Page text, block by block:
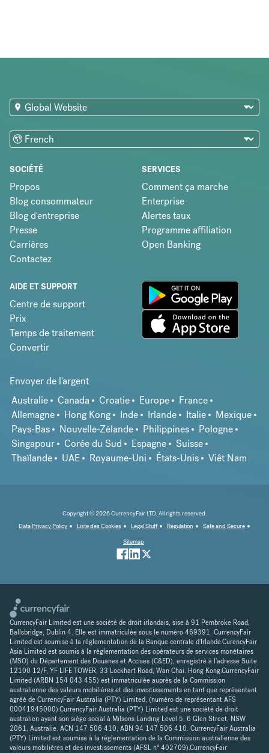
SOCIÉTÉ
Propos
Blog consommateur
Blog d'entreprise
Presse
Carrières
Contactez
SERVICES
Comment ça marche
Enterprise
Alertes taux
Programme affiliation
Open Banking
AIDE ET SUPPORT
Centre de support
Prix
Temps de traitement
Convertir
Envoyer de l'argent
Australie
Canada Croatie Europe
France
Allemagne
Hong Kong Inde Irlande Italie
Mexique
Pays-Bas
Nouvelle-Zélande Philippines
Pologne
Singapour
Corée du Sud Espagne
Suisse
Thaïlande
UAE Royaume-Uni États-Unis Viêt Nam
Copyright © 2026 CurrencyFair LTD. All rights reserved.
Data Privacy Policy
Liste des Cookies Legal Stuff Regulation
Safe and Secure
Sitemap
CurrencyFair Limited est une société de droit irlandais, sise à 91 Pembroke Road,
Ballsbridge, Dublin 4. Elle est immatriculée sous le numéro 469391. CurrencyFair
Limited est soumise à la réglementation de la Banque centrale d'Irlande.CurencyFair
Asia Limited est soumis à la réglementation des opérateurs de services monétaires
(MSO) du Département des Douanes et Accises (C&ED), enregistré à l'adresse Suite
12100 12/F, YF LIFE TOWER, 33 Lockhart Road, Wan Chai. Hong Kong.CurrencyFair
Limited (ARBN 154 043 455) est immatriculée auprès de la Commission
australienne des valeurs mobilières et des investissements en tant que représentant
agréé de CurrencyFair Australia (PTY) Limited, (numéro de représentant AFS
00041945000).CurrencyFair Australia (PTY) Limited est une société de droit
australien ayant son siège social à Milsons Landing Level 5, 6 Glen Street, NSW
2061, Australie. ACN 147 506 410, ABN 94 147 506 410. CurrencyFair Australia
(PTY) Limited est soumise à la réglementation de la Commission australienne des
valeurs mobilières et des investissements (AFSL n° 402709).CurrencyFair